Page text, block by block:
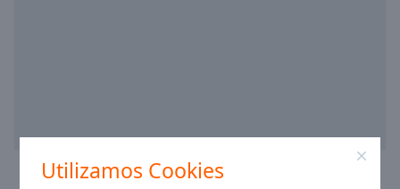
Utilizamos Cookies